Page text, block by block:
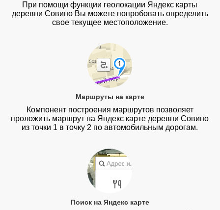
При помощи функции геолокации Яндекс карты
деревни Совино Вы можете попробовать определить
свое текущее местоположение.
Маршруты на карте
Компонент построения маршрутов позволяет
проложить маршрут на Яндекс карте деревни Совино
из точки 1 в точку 2 по автомобильным дорогам.
Поиск на Яндекс карте